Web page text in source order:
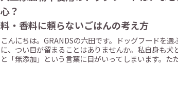
心？ ― 着
料・香料に頼らないごはんの考
こんにちは。GRANDSの六田です。ドッグフードを
に、つい目が留まることはありませんか。私自身も
と「無添加」という言葉に目がいってしまいます。た